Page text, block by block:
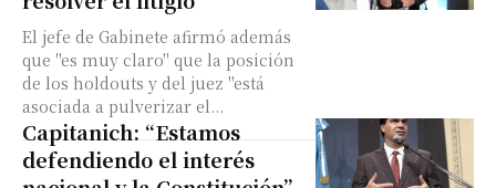
El jefe de Gabinete afirmó además
que "es muy claro" que la posición
de los holdouts y del juez "está
asociada a pulverizar el...
Capitanich: “Estamos
defendiendo el interés